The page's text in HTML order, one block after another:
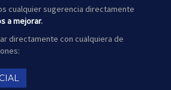
fax
cualquier sugerencia directamente
a mejorar.
directamente con cualquiera de